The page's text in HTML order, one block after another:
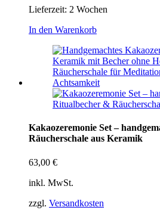
Lieferzeit: 2 Wochen
In den Warenkorb
Kakaozeremonie Set –
Räucherschale aus Keramik
63,00 €
inkl. MwSt.
zzgl. Versandkosten